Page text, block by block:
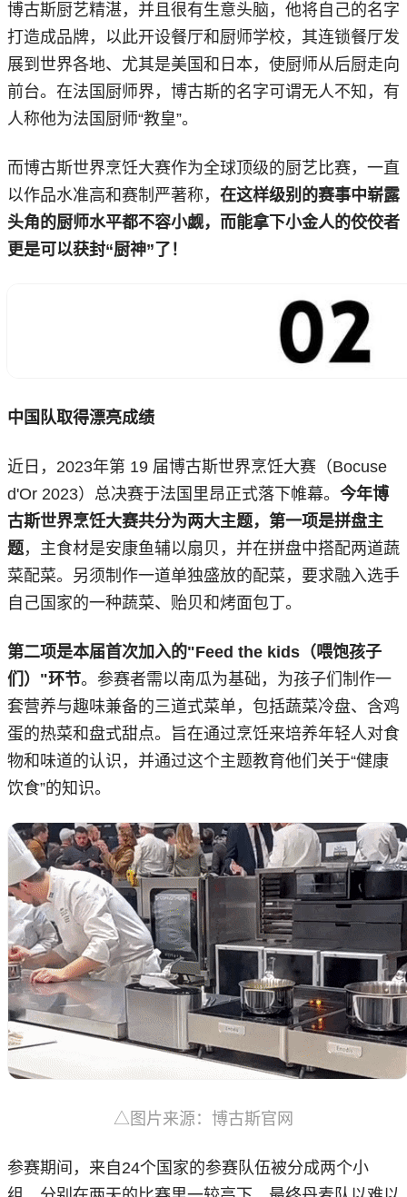
博古斯厨艺精湛，并且很有生意头脑，他将自己的名字
打造成品牌，以此开设餐厅和厨师学校，其连锁餐厅发
展到世界各地、尤其是美国和日本，使厨师从后厨走向
前台。在法国厨师界，博古斯的名字可谓无人不知，有
人称他为法国厨师“教皇”。
而博古斯世界烹饪大赛作为全球顶级的厨艺比赛，一直
以作品水准高和赛制严著称， 在这样级别的赛事中崭露
头角的厨师水平都不容小觑，而能拿下小金人的佼佼者
更是可以获封“厨神”了！
中国队取得漂亮成绩
近日，2023年第 19 届博古斯世界烹饪大赛（Bocuse
d'Or 2023）总决赛于法国里昂正式落下帷幕。 今年博
古斯世界烹饪大赛共分为两大主题，第一项是拼盘主
题，主食材是安康鱼辅以扇贝，并在拼盘中搭配两道蔬
菜配菜。另须制作一道单独盛放的配菜，要求融入选手
自己国家的一种蔬菜、贻贝和烤面包丁。
第二项是本届首次加入的"Feed the kids（喂饱孩子
们）"环节。参赛者需以南瓜为基础，为孩子们制作一
套营养与趣味兼备的三道式菜单，包括蔬菜冷盘、含鸡
蛋的热菜和盘式甜点。旨在通过烹饪来培养年轻人对食
物和味道的认识，并通过这个主题教育他们关于“健康
饮食”的知识。
△图片来源：博古斯官网
参赛期间，来自24个国家的参赛队伍被分成两个小